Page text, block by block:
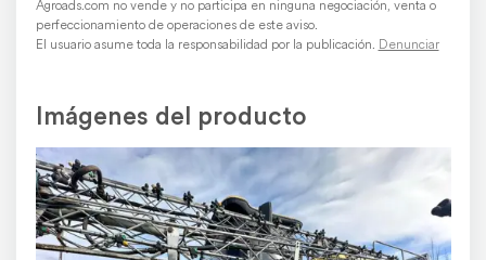
Agroads.com no vende y no participa en ninguna negociación, venta o
perfeccionamiento de operaciones de este aviso.
El usuario asume toda la responsabilidad por la publicación. Denunciar
Imágenes del producto